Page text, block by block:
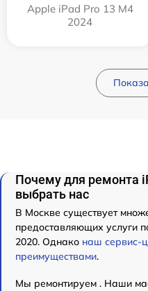
Apple iPad Pro 13 M4
2024
Почему для ремонта
выбрать нас
В Москве существует
предоставляющих услуги
2020. Однако наш сервис-
преимуществами.
Мы ремонтируем . Наши